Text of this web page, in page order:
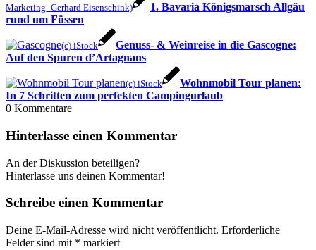
Marketing_Gerhard Eisenschink)
1. Bavaria Königsmarsch Allgäu
rund um Füssen
(c) iStock
Genuss- & Weinreise in die Gascogne:
Auf den Spuren d’Artagnans
(c) iStock
Wohnmobil Tour planen:
In 7 Schritten zum perfekten Campingurlaub
0 Kommentare
Hinterlasse einen Kommentar
An der Diskussion beteiligen?
Hinterlasse uns deinen Kommentar!
Schreibe einen Kommentar
Deine E-Mail-Adresse wird nicht veröffentlicht. Erforderliche
Felder sind mit * markiert